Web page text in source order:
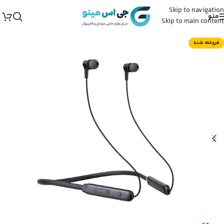
Skip to navigation
Skip to main content
منو
فروخته شده